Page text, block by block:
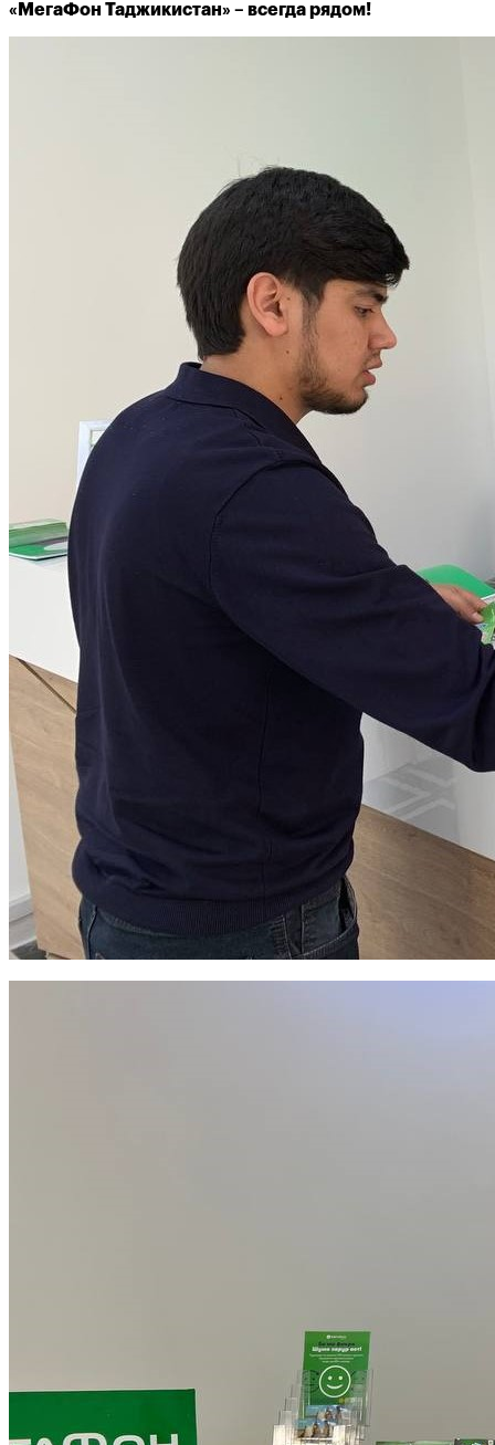
«МегаФон Таджикистан» – всегда рядом!